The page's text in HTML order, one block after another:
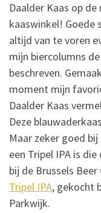
Daalder Kaas op
kaaswinkel! Goede
altijd van te voren
mijn biercolumns
beschreven.
moment mijn
Daalder Kaas
Deze
Maar zeker goed
een Tripel IPA is
bij de Brussels
Tripel IPA, gekocht
Parkwijk.